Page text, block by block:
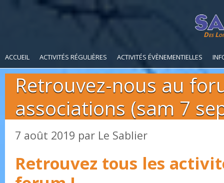
Des
ACCUEIL ACTIVITÉS RÉGULIÈRES ACTIVITÉS ÉVÈNEMENTIELLES
Retrouvez-nous au
associations (sam 7
7 août 2019 par Le Sablier
Retrouvez tous les